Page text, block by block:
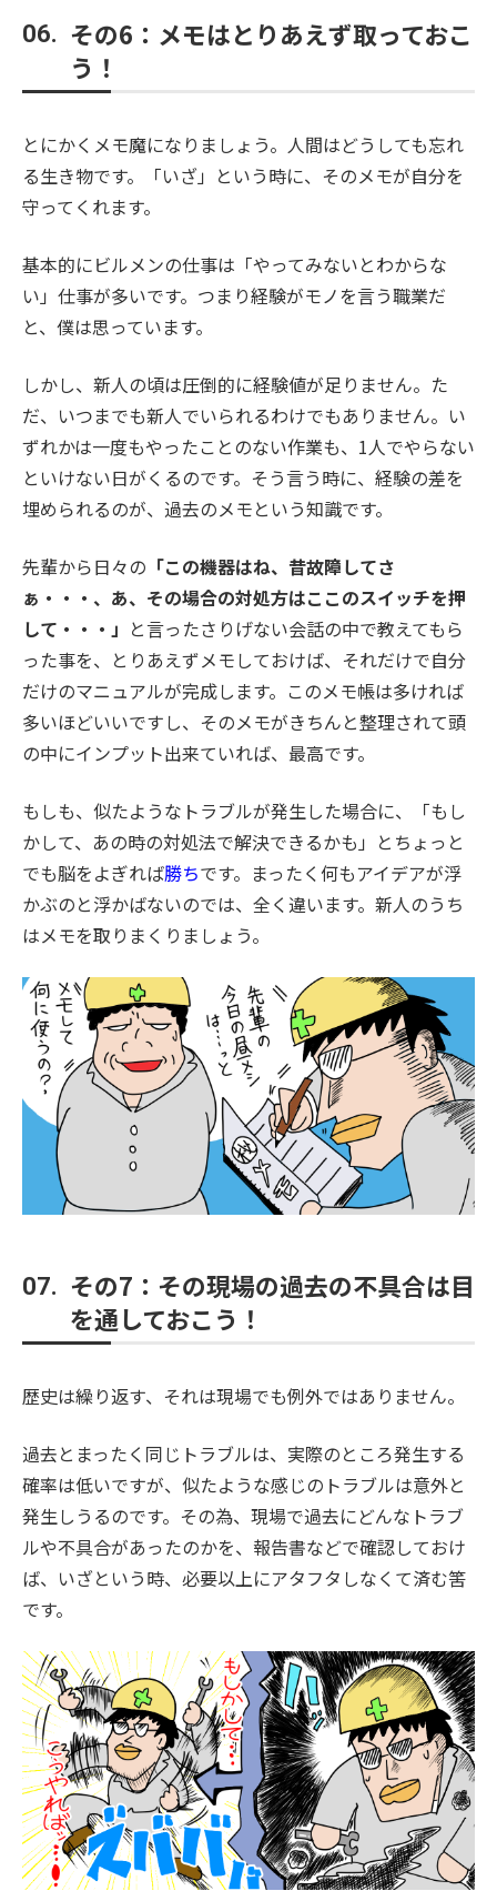
06. その6：メモはとりあえず取っておこ
う！
とにかくメモ魔になりましょう。人間はどうしても忘れ
る生き物です。「いざ」という時に、そのメモが自分を
守ってくれます。
基本的にビルメンの仕事は「やってみないとわからな
い」仕事が多いです。つまり経験がモノを言う職業だ
と、僕は思っています。
しかし、新人の頃は圧倒的に経験値が足りません。た
だ、いつまでも新人でいられるわけでもありません。い
ずれかは一度もやったことのない作業も、1人でやらない
といけない日がくるのです。そう言う時に、経験の差を
埋められるのが、過去のメモという知識です。
先輩から日々の 「この機器はね、昔故障してさ
ぁ・・・、あ、その場合の対処方はここのスイッチを押
して・・・」 と言ったさりげない会話の中で教えてもら
った事を、とりあえずメモしておけば、それだけで自分
だけのマニュアルが完成します。このメモ帳は多ければ
多いほどいいですし、そのメモがきちんと整理されて頭
の中にインプット出来ていれば、最高です。
もしも、似たようなトラブルが発生した場合に、「もし
かして、あの時の対処法で解決できるかも」とちょっと
でも脳をよぎれば勝ちです。まったく何もアイデアが浮
かぶのと浮かばないのでは、全く違います。新人のうち
はメモを取りまくりましょう。
07. その7：その現場の過去の不具合は目
を通しておこう！
歴史は繰り返す、それは現場でも例外ではありません。
過去とまったく同じトラブルは、実際のところ発生する
確率は低いですが、似たような感じのトラブルは意外と
発生しうるのです。その為、現場で過去にどんなトラブ
ルや不具合があったのかを、報告書などで確認しておけ
ば、いざという時、必要以上にアタフタしなくて済む筈
です。